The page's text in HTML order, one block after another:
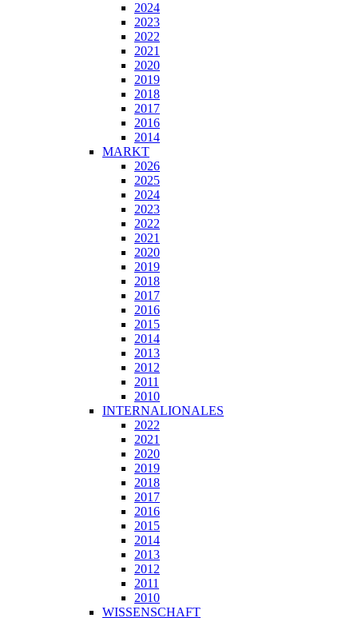
2024
2023
2022
2021
2020
2019
2018
2017
2016
2014
MARKT
2026
2025
2024
2023
2022
2021
2020
2019
2018
2017
2016
2015
2014
2013
2012
2011
2010
INTERNALIONALES
2022
2021
2020
2019
2018
2017
2016
2015
2014
2013
2012
2011
2010
WISSENSCHAFT